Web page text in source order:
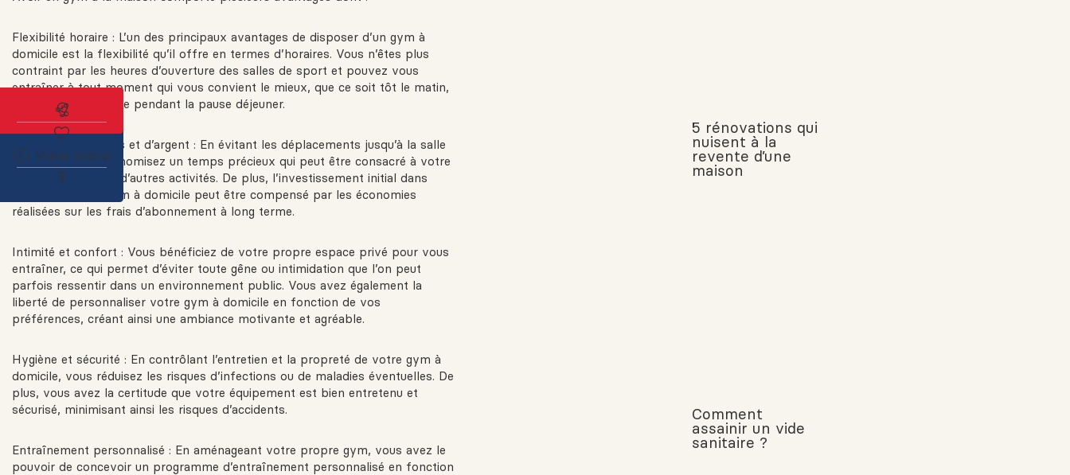
Flexibilité horaire : L’un des principaux avantages de disposer d’un gym à
domicile est la flexibilité qu’il offre en termes d’horaires. Vous n’êtes plus
contraint par les heures d’ouverture des salles de sport et pouvez vous
entraîner à tout moment qui vous convient le mieux, que ce soit tôt le matin,
tard le soir ou même pendant la pause déjeuner.
Économie de temps et d’argent : En évitant les déplacements jusqu’à la salle
de sport, vous économisez un temps précieux qui peut être consacré à votre
entraînement ou à d’autres activités. De plus, l’investissement initial dans
l’équipement de gym à domicile peut être compensé par les économies
réalisées sur les frais d’abonnement à long terme.
Intimité et confort : Vous bénéficiez de votre propre espace privé pour vous
entraîner, ce qui permet d’éviter toute gêne ou intimidation que l’on peut
parfois ressentir dans un environnement public. Vous avez également la
liberté de personnaliser votre gym à domicile en fonction de vos
préférences, créant ainsi une ambiance motivante et agréable.
Hygiène et sécurité : En contrôlant l’entretien et la propreté de votre gym à
domicile, vous réduisez les risques d’infections ou de maladies éventuelles. De
plus, vous avez la certitude que votre équipement est bien entretenu et
sécurisé, minimisant ainsi les risques d’accidents.
Entraînement personnalisé : En aménageant votre propre gym, vous avez le
pouvoir de concevoir un programme d’entraînement personnalisé en fonction
5 rénovations qui
nuisent à la
revente d’une
maison
Comment
assainir un vide
sanitaire ?
Abonnez-vous à l'alerte immobilière
View more